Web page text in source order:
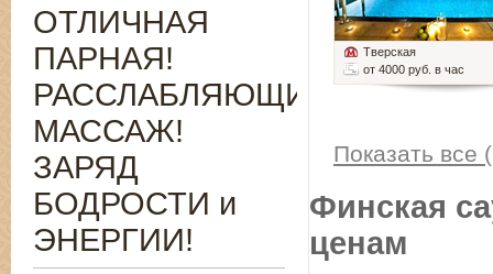
Тверская
от 4000 руб. в час
Показать все
Финская
ценам
ОТЛИЧНАЯ
ПАРНАЯ!
РАССЛАБЛЯЮЩИЙ
МАССАЖ!
ЗАРЯД
БОДРОСТИ и
ЭНЕРГИИ!